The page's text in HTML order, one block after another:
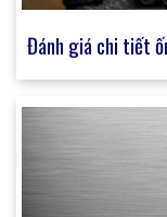
Đánh giá chi tiết